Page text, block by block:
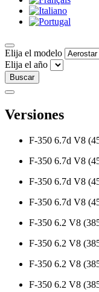
Elija el modelo
Elija el año
Buscar
Versiones
F-350 6.7d V8
F-350 6.7d V8
F-350 6.7d V8
F-350 6.7d V8
F-350 6.2 V8
F-350 6.2 V8
F-350 6.2 V8
F-350 6.2 V8